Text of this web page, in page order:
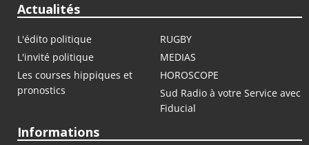
Actualités
L'édito politique
RUGBY
L'invité politique
MEDIAS
Les courses hippiques et
pronostics
HOROSCOPE
Sud Radio à votre Service avec
Fiducial
Informations